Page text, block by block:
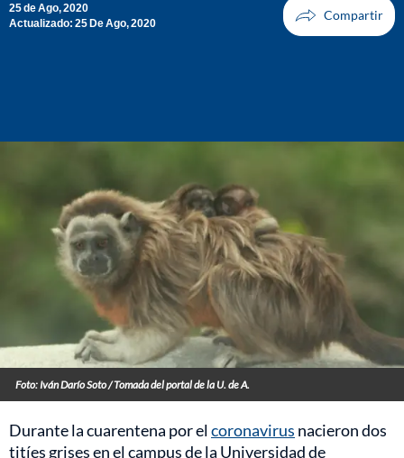
25 de Ago, 2020
Actualizado: 25 De Ago, 2020
Foto: Iván Darío Soto / Tomada del portal de la U. de A.
Durante la cuarentena por elcoronavirus nacieron dos
titíes grises en el campus de la Universidad de